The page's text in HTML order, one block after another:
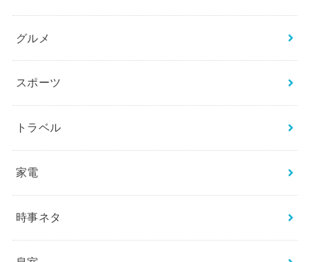
グルメ
スポーツ
トラベル
家電
時事ネタ